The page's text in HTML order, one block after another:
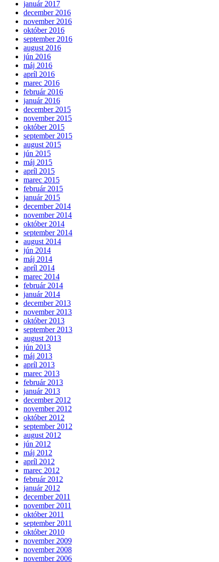
január 2017
december 2016
november 2016
október 2016
september 2016
august 2016
jún 2016
máj 2016
apríl 2016
marec 2016
február 2016
január 2016
december 2015
november 2015
október 2015
september 2015
august 2015
jún 2015
máj 2015
apríl 2015
marec 2015
február 2015
január 2015
december 2014
november 2014
október 2014
september 2014
august 2014
jún 2014
máj 2014
apríl 2014
marec 2014
február 2014
január 2014
december 2013
november 2013
október 2013
september 2013
august 2013
jún 2013
máj 2013
apríl 2013
marec 2013
február 2013
január 2013
december 2012
november 2012
október 2012
september 2012
august 2012
jún 2012
máj 2012
apríl 2012
marec 2012
február 2012
január 2012
december 2011
november 2011
október 2011
september 2011
október 2010
november 2009
november 2008
november 2006